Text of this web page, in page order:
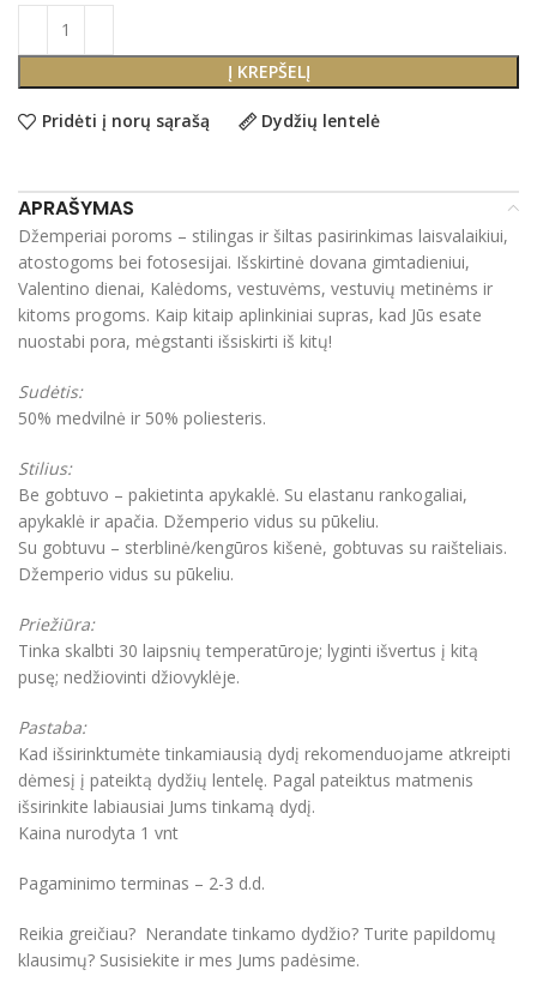
Į KREPŠELĮ
Pridėti į norų sąrašą Dydžių lentelė
APRAŠYMAS
Džemperiai poroms – stilingas ir šiltas pasirinkimas laisvalaikiui,
atostogoms bei fotosesijai. Išskirtinė dovana gimtadieniui,
Valentino dienai, Kalėdoms, vestuvėms, vestuvių metinėms ir
kitoms progoms. Kaip kitaip aplinkiniai supras, kad Jūs esate
nuostabi pora, mėgstanti išsiskirti iš kitų!
Sudėtis:
50% medvilnė ir 50% poliesteris.
Stilius:
Be gobtuvo – pakietinta apykaklė. Su elastanu rankogaliai,
apykaklė ir apačia. Džemperio vidus su pūkeliu.
Su gobtuvu – sterblinė/kengūros kišenė, gobtuvas su raišteliais.
Džemperio vidus su pūkeliu.
Priežiūra:
Tinka skalbti 30 laipsnių temperatūroje; lyginti išvertus į kitą
pusę; nedžiovinti džiovyklėje.
Pastaba:
Kad išsirinktumėte tinkamiausią dydį rekomenduojame atkreipti
dėmesį į pateiktą dydžių lentelę. Pagal pateiktus matmenis
išsirinkite labiausiai Jums tinkamą dydį.
Kaina nurodyta 1 vnt
Pagaminimo terminas – 2-3 d.d.
Reikia greičiau? Nerandate tinkamo dydžio? Turite papildomų
klausimų? Susisiekite ir mes Jums padėsime.